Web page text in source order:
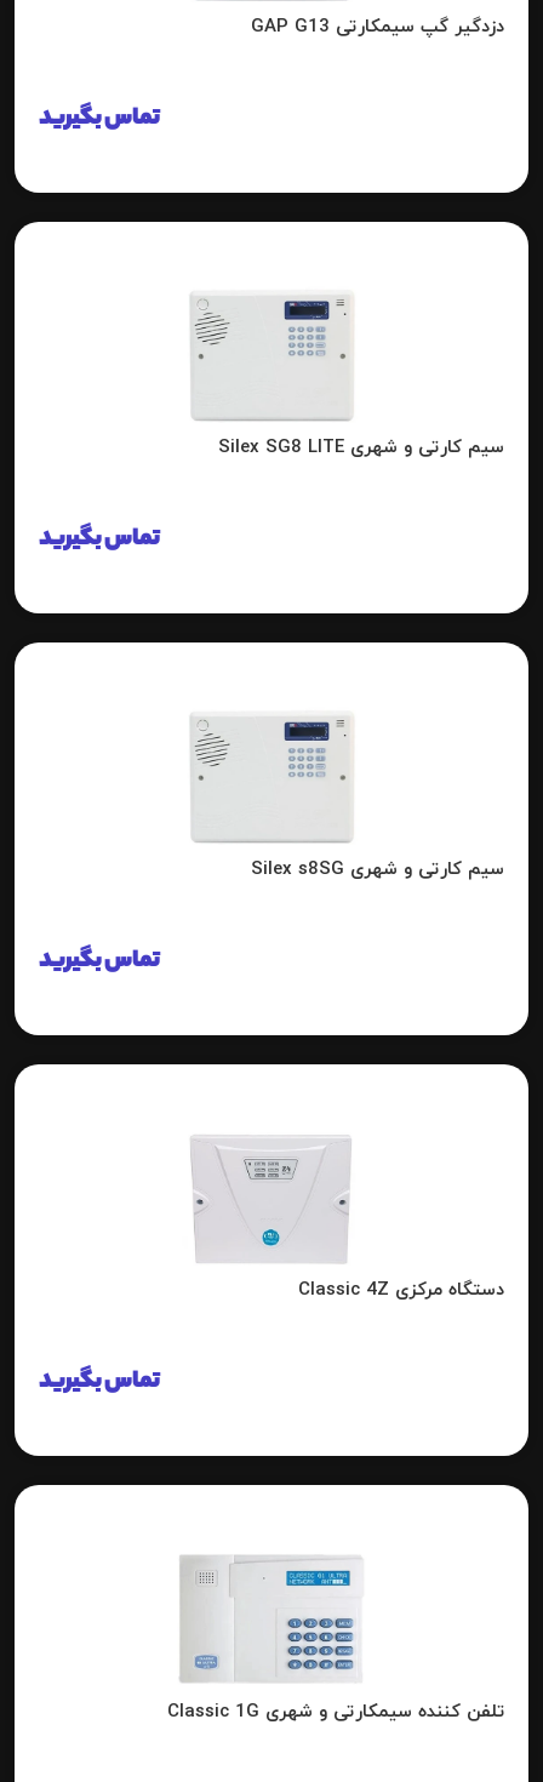
دزدگیر گپ سیمکارتی GAP G13
تماس بگیرید
سیم کارتی و شهری Silex SG8 LITE
تماس بگیرید
سیم کارتی و شهری Silex s8SG
تماس بگیرید
دستگاه مرکزی Classic 4Z
تماس بگیرید
تلفن کننده سیمکارتی و شهری Classic 1G